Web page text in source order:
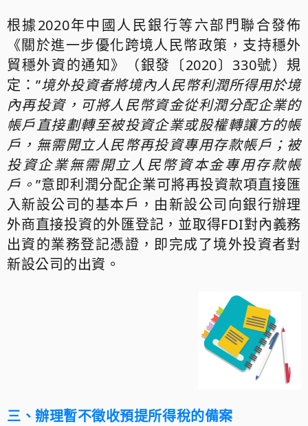
根據2020年中國人民銀行等六部門聯合發佈
《關於進一步優化跨境人民幣政策，支持穩外
貿穩外資的通知》（銀發〔2020〕330號）規
定：”境外投資者將境內人民幣利潤所得用於境
內再投資，可將人民幣資金從利潤分配企業的
帳戶直接劃轉至被投資企業或股權轉讓方的帳
戶，無需開立人民幣再投資專用存款帳戶；被
投資企業無需開立人民幣資本金專用存款帳
戶。”意即利潤分配企業可將再投資款項直接匯
入新設公司的基本戶，由新設公司向銀行辦理
外商直接投資的外匯登記，並取得FDI對內義務
出資的業務登記憑證，即完成了境外投資者對
新設公司的出資。
三、辦理暫不徵收預提所得稅的備案